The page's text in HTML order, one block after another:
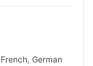
German